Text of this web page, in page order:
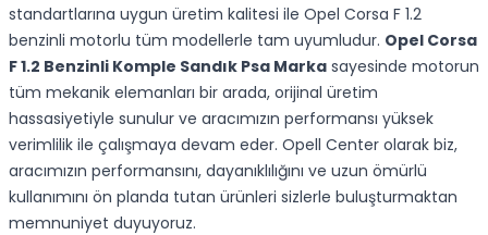
standartlarına uygun üretim kalitesi ile Opel Corsa F 1.2
benzinli motorlu tüm modellerle tam uyumludur. Opel Corsa
F 1.2 Benzinli Komple Sandık Psa Marka sayesinde motorun
tüm mekanik elemanları bir arada, orijinal üretim
hassasiyetiyle sunulur ve aracımızın performansı yüksek
verimlilik ile çalışmaya devam eder. Opell Center olarak biz,
aracımızın performansını, dayanıklılığını ve uzun ömürlü
kullanımını ön planda tutan ürünleri sizlerle buluşturmaktan
memnuniyet duyuyoruz.